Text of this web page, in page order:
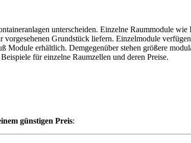
unterscheiden. Einzelne Raummodule
vorgesehenen Grundstück liefern. Einzelmodule
Module erhältlich. Demgegenüber stehen größere
für einzelne Raumzellen und deren Preise.
günstigen Preis: